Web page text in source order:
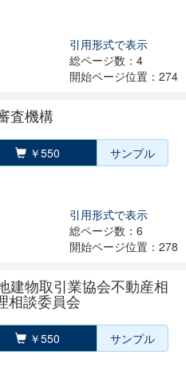
引用形式で表示
総ページ数：4
開始ページ位置：274
査機構
￥550 サンプル
引用形式で表示
総ページ数：6
開始ページ位置：278
物取引業協会不動産相
談委員会
￥550 サンプル